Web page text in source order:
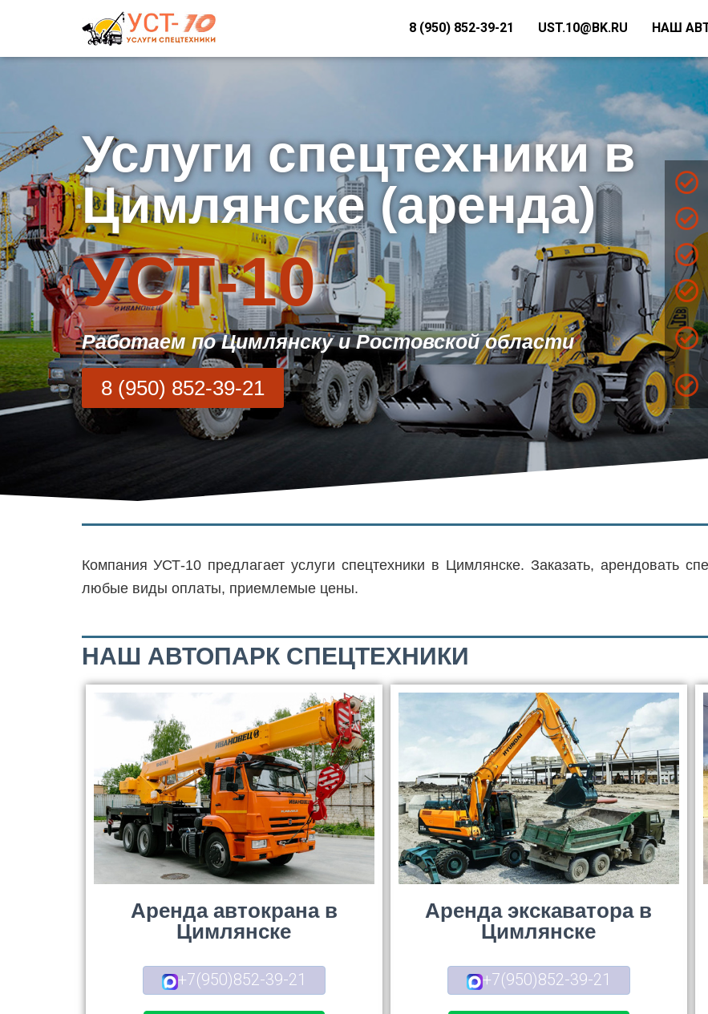
8 (950) 852-39-21 UST.10@BK.RU НАШ
Услуги спецтехники в
Цимлянске (аренда)
УСТ-10
Работаем по Цимлянску и Ростовской области
8 (950) 852-39-21
Компания УСТ-10 предлагает услуги спецтехники в Цимлянске. Заказать, арендовать
любые виды оплаты, приемлемые цены.
НАШ АВТОПАРК СПЕЦТЕХНИКИ
Аренда автокрана в
Цимлянске
+7(950)852-39-21
Аренда экскаватора в
Цимлянске
+7(950)852-39-21